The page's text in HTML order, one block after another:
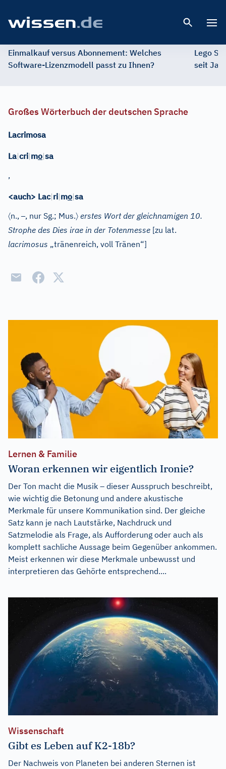
Einmalkauf versus Abonnement: Welches
Software-Lizenzmodell passt zu Ihnen?
Lego
seit
Großes Wörterbuch der deutschen Sprache
Lacrimosa
La|cri|mo|sa
,
<auch> Lac|ri|mo|sa
〈n.,–, nur Sg.; Mus.〉 erstes Wort der gleichnamigen 10.
Strophe des Dies irae in der Totenmesse [zu lat.
lacrimosus „tränenreich, voll Tränen“]
Lernen & Familie
Woran erkennen wir eigentlich Ironie?
Der Ton macht die Musik – dieser Ausspruch beschreibt,
wie wichtig die Betonung und andere akustische
Merkmale für unsere Kommunikation sind. Der gleiche
Satz kann je nach Lautstärke, Nachdruck und
Satzmelodie als Frage, als Aufforderung oder auch als
komplett sachliche Aussage beim Gegenüber ankommen.
Meist erkennen wir diese Merkmale unbewusst und
interpretieren das Gehörte entsprechend....
Wissenschaft
Gibt es Leben auf K2-18b?
Der Nachweis von Planeten bei anderen Sternen ist